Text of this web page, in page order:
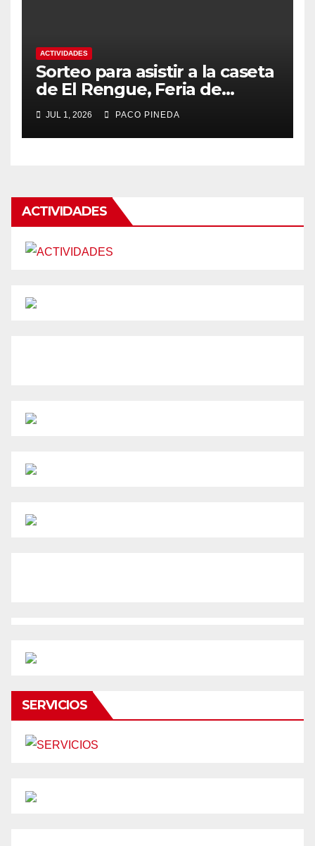
ACTIVIDADES
Sorteo para asistir a la caseta
de El Rengue, Feria de
Málaga 2026
JUL 1, 2026 PACO PINEDA
ACTIVIDADES
SERVICIOS